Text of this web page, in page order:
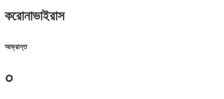
করোনাভাইরাস
আক্রান্ত
০